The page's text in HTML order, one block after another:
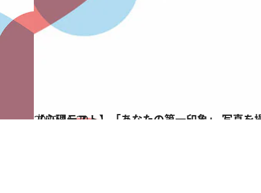
2020.11.20
【心理テスト】「あなたの第一印象」 写真を
占い